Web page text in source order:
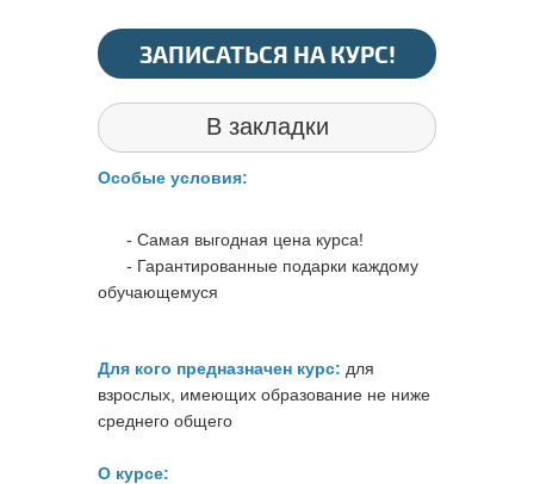
ЗАПИСАТЬСЯ НА КУРС!
В закладки
Особые условия:
- Самая выгодная цена курса!
- Гарантированные подарки каждому
обучающемуся
Для кого предназначен курс: для
взрослых, имеющих образование не ниже
среднего общего
О курсе: